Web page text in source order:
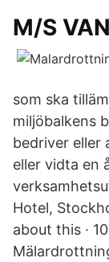
M/S
som ska
miljöbalkens
bedriver eller
eller vidta en
Hotel,
about this ·